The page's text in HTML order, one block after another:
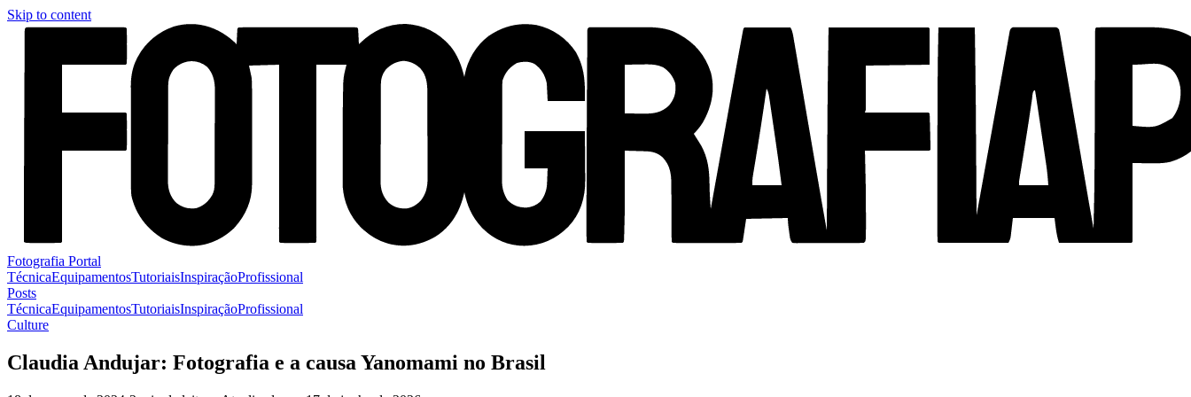
Skip to content
Fotografia Portal
TécnicaEquipamentosTutoriaisInspiraçãoProfissional
Posts
TécnicaEquipamentosTutoriaisInspiraçãoProfissional
Culture
Claudia Andujar: Fotografia e a causa Yanomami no Brasil